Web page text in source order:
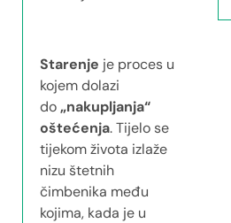
Starenje je proces u
kojem dolazi
do„nakupljanja“
oštećenja. Tijelo se
tijekom života izlaže
nizu štetnih
čimbenika među
kojima, kada je u